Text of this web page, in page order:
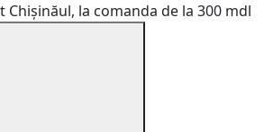
la comanda de la 300 mdl